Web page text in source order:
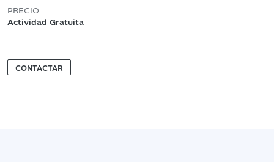
PRECIO
Actividad Gratuita
CONTACTAR